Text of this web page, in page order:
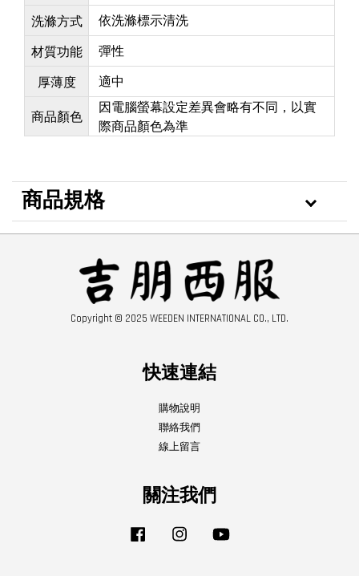
洗滌方式
依洗滌標示清洗
材質功能
彈性
厚薄度
適中
商品顏色
因電腦螢幕設定差異會略有不同，以實
際商品顏色為準
商品規格
Copyright © 2025 WEEDEN INTERNATIONAL CO., LTD.
快速連結
購物說明
聯絡我們
線上留言
關注我們
Facebook Instagram